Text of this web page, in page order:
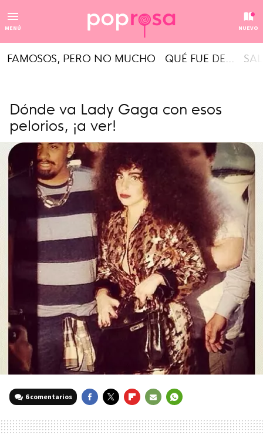
MENÚ NUEVO
FAMOSOS, PERO NO MUCHO QUÉ FUE DE...
Dónde va Lady Gaga con esos
pelorios, ¡a ver!
6 comentarios
MAIL